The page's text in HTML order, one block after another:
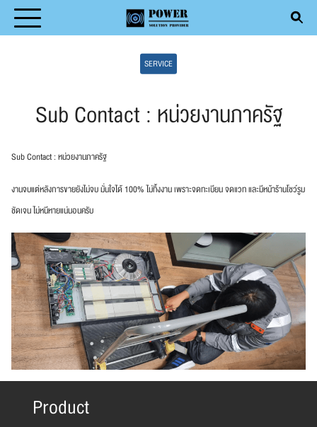
Skip
to
MAINTENANCE
SERVICE
Sub Contact : หน่วยงานภาครัฐ
Sub Contact : หน่วยงานภาครัฐ
งานจบแต่หลังการขายยังไม่จบ มั่นใจได้ 100% ไม่ทิ้งงาน เพราะจดทะเบียน จดแวท และมีหน้าร้านโชว์รูม
ชัดเจน ไม่หนีหายแน่นอนครับ
Product